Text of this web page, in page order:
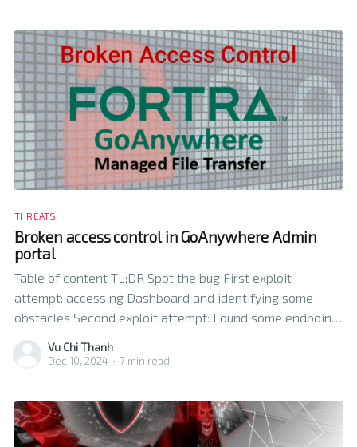
THREATS
Broken access control in GoAnywhere Admin
portal
Table of content TL;DR Spot the bug First exploit
attempt: accessing Dashboard and identifying some
obstacles Second exploit attempt: Found some endpoint
to exploit, create a high-privilege admin account from a
low-privilege admin account Final exploit attempt:
privilege admin account Bonus Timeline
Vu Chi Thanh
Dec 10, 2024 • 7 min read